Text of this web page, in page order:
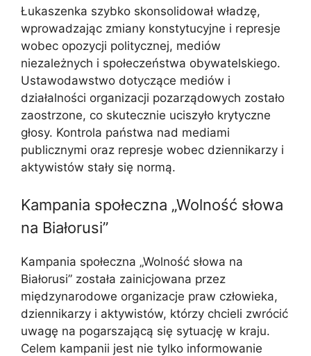
Łukaszenka szybko skonsolidował władzę,
wprowadzając zmiany konstytucyjne i represje
wobec opozycji politycznej, mediów
niezależnych i społeczeństwa obywatelskiego.
Ustawodawstwo dotyczące mediów i
działalności organizacji pozarządowych zostało
zaostrzone, co skutecznie uciszyło krytyczne
głosy. Kontrola państwa nad mediami
publicznymi oraz represje wobec dziennikarzy i
aktywistów stały się normą.
Kampania społeczna „Wolność słowa
na Białorusi”
Kampania społeczna „Wolność słowa na
Białorusi” została zainicjowana przez
międzynarodowe organizacje praw człowieka,
dziennikarzy i aktywistów, którzy chcieli zwrócić
uwagę na pogarszającą się sytuację w kraju.
Celem kampanii jest nie tylko informowanie